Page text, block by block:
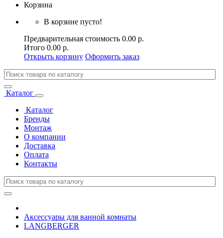
Корзина
В корзине пусто!
Предварительная стоимость 0.00 р.
Итого 0.00 р.
Открыть корзину Оформить заказ
Каталог
Каталог
Бренды
Монтаж
О компании
Доставка
Оплата
Контакты
Аксессуары для ванной комнаты
LANGBERGER